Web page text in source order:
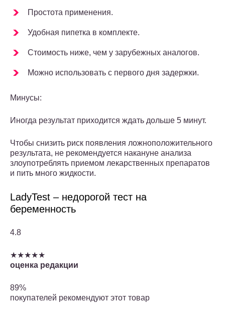
Простота применения.
Удобная пипетка в комплекте.
Стоимость ниже, чем у зарубежных аналогов.
Можно использовать с первого дня задержки.
Минусы:
Иногда результат приходится ждать дольше 5 минут.
Чтобы снизить риск появления ложноположительного
результата, не рекомендуется накануне анализа
злоупотреблять приемом лекарственных препаратов
и пить много жидкости.
LadyTest – недорогой тест на
беременность
4.8
★★★★★
оценка редакции
89%
покупателей рекомендуют этот товар